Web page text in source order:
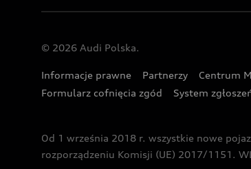
© 2026 Audi Polska.
Informacje prawne Partnerzy Centrum
Formularz cofnięcia zgód
System
Od 1 września 2018 r. wszystkie nowe
rozporządzeniu Komisji (UE) 2017/1151.